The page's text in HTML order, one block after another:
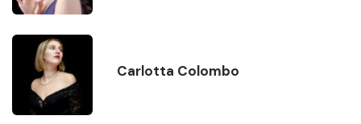
Carlotta Colombo